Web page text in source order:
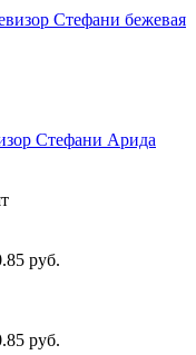
Стефани Арида
руб.
руб.